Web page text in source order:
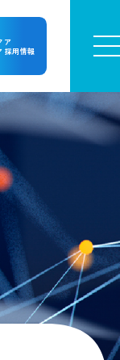
ア
採用情報